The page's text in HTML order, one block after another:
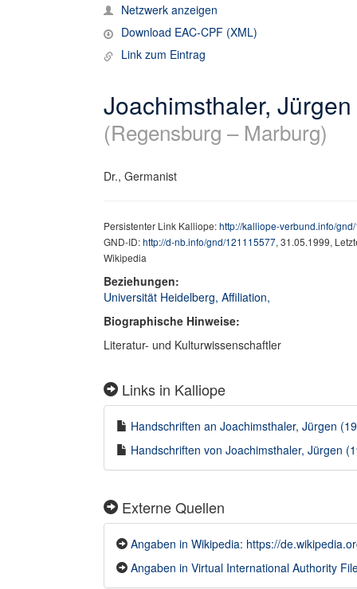
Netzwerk anzeigen
Download EAC-CPF (XML)
Link zum Eintrag
Joachimsthaler,
(Regensburg – Marburg)
Dr., Germanist
Persistenter Link Kalliope:http://kalliope-verbund.info/
GND-ID:http://d-nb.info/gnd/121115577, 31.05.1999,
Wikipedia
Beziehungen:
Universität Heidelberg, Affiliation,
Biographische Hinweise:
Literatur- und Kulturwissenschaftler
Links in Kalliope
Handschriften an Joachimsthaler, Jürgen
Handschriften von Joachimsthaler, Jürgen
Externe Quellen
Angaben in Wikipedia: https://
Angaben in Virtual International Authority